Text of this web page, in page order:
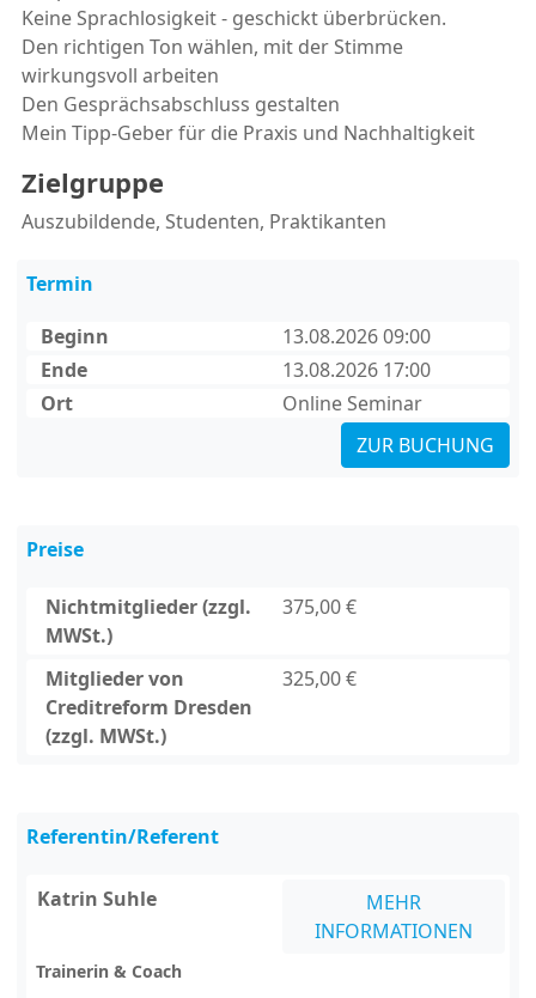
Keine Sprachlosigkeit - geschickt überbrücken.
Den richtigen Ton wählen, mit der Stimme
wirkungsvoll arbeiten
Den Gesprächsabschluss gestalten
Mein Tipp-Geber für die Praxis und Nachhaltigkeit
Zielgruppe
Auszubildende, Studenten, Praktikanten
Termin
Beginn
13.08.2026 09:00
Ende
13.08.2026 17:00
Ort
Online Seminar
ZUR BUCHUNG
Preise
Nichtmitglieder (zzgl.
MWSt.)
375,00 €
Mitglieder von
Creditreform Dresden
(zzgl. MWSt.)
325,00 €
Referentin/Referent
Katrin Suhle
MEHR
INFORMATIONEN
Trainerin & Coach